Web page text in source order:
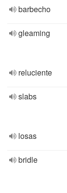
barbecho
gleaming
reluciente
slabs
losas
bridle